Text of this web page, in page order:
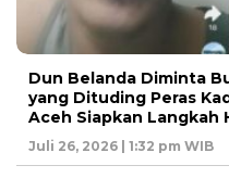
Dun Belanda Diminta
yang Dituding Peras
Aceh Siapkan Langkah
Juli 26, 2026 | 1:32 pm WIB